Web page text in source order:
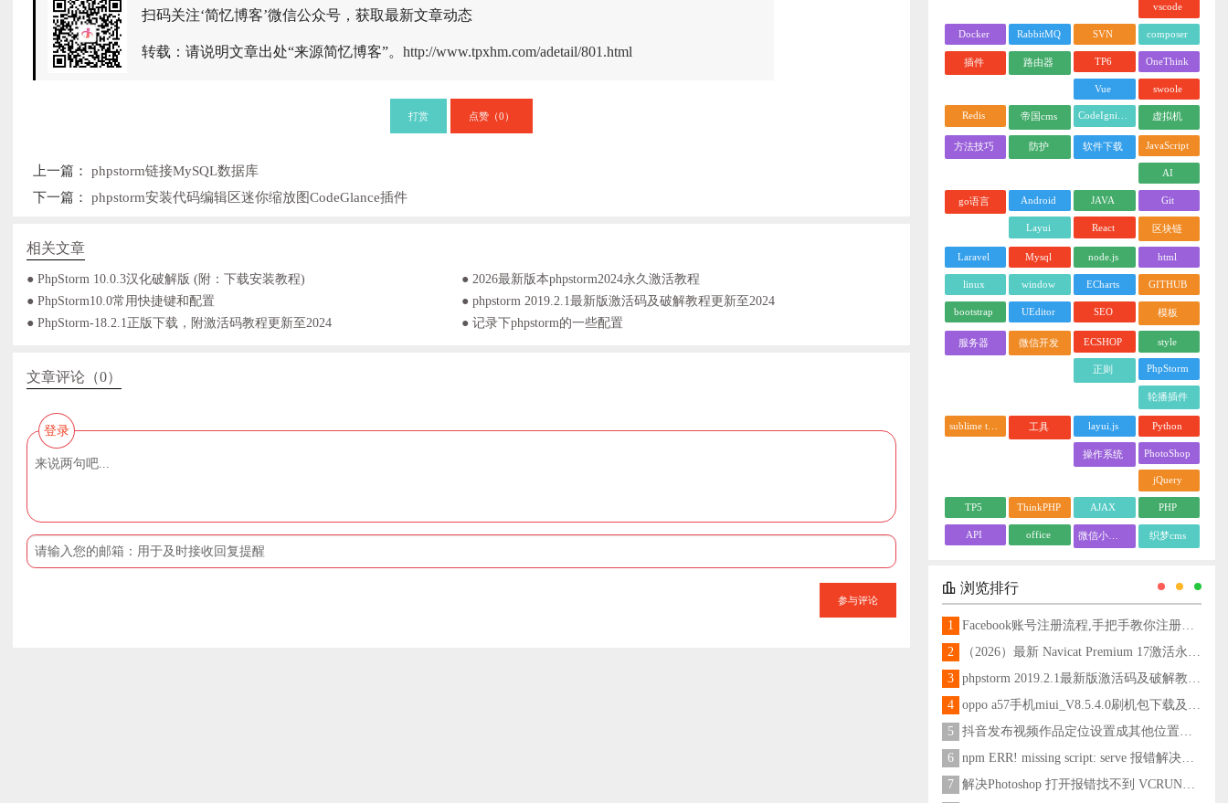
扫码关注‘简忆博客’微信公众号，获取最新文章动态
转载：请说明文章出处“来源简忆博客”。http://www.tpxhm.com/adetail/801.html
打赏 点赞（0 ）
上一篇： phpstorm链接MySQL数据库
下一篇： phpstorm安装代码编辑区迷你缩放图CodeGlance插件
相关文章
● PhpStorm 10.0.3汉化破解版 (附：下载安装教程)
● 2026最新版本phpstorm2024永久激活教程
● PhpStorm10.0常用快捷键和配置
● phpstorm 2019.2.1最新版激活码及破解教程更新至2024
● PhpStorm-18.2.1正版下载，附激活码教程更新至2024
● 记录下phpstorm的一些配置
文章评论（0）
登录
参与评论
vscode
Docker RabbitMQ SVN composer
插件 路由器 TP6 OneThink
Vue swoole
Redis 帝国cms CodeIgniter 虚拟机
方法技巧 防护 软件下载 JavaScript
AI
go语言 Android JAVA Git
Layui React 区块链
Laravel Mysql node.js html
linux window ECharts GITHUB
bootstrap UEditor SEO 模板
服务器 微信开发 ECSHOP style
正则 PhpStorm
轮播插件
sublime text 工具 layui.js Python
操作系统 PhotoShop
jQuery
TP5 ThinkPHP AJAX PHP
API office 微信小程序 织梦cms
浏览排行
1
Facebook账号注册流程,手把手教你注册脸书账号
2
（2026）最新 Navicat Premium 17激活永久教程
3
phpstorm 2019.2.1最新版激活码及破解教程更新至2024
4
oppo a57手机miui_V8.5.4.0刷机包下载及刷机教程
5
抖音发布视频作品定位设置成其他位置方法
6
npm ERR! missing script: serve 报错解决方法
7
解决Photoshop 打开报错找不到 VCRUNTIME140_1.dll问题